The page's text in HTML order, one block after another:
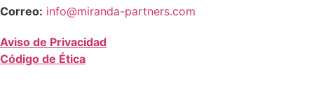
Correo: info@miranda-partners.com
Aviso de Privacidad
Código de Ética